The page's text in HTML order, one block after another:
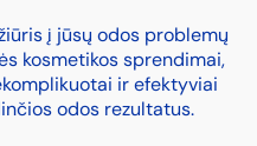
į jūsų odos problemų
kosmetikos sprendimai,
ir efektyviai
odos rezultatus.